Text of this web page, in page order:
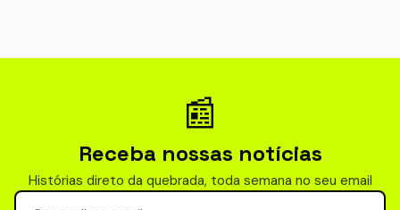
📰
Receba nossas notícias
Histórias direto da quebrada, toda semana no seu email
Seu email para newsletter